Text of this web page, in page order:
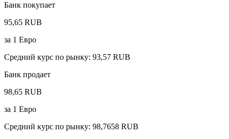
Банк покупает
95,65 RUB
за 1 Евро
Средний курс по рынку: 93,57 RUB
Банк продает
98,65 RUB
за 1 Евро
Средний курс по рынку: 98,7658 RUB